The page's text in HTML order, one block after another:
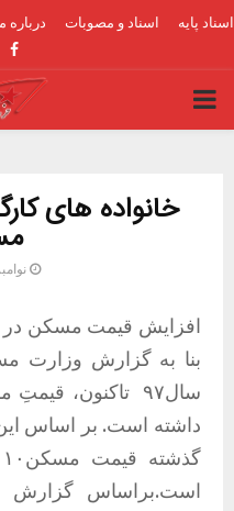
اسناد پایه اسناد و مصوبات درباره
PRIMARY
خانواده های
نوامبر 5,
افزایش قیمت مسکن در
بنا به گزارش وزارت
سال۹۷
داشته است. بر اساس
است.براساس گزارش